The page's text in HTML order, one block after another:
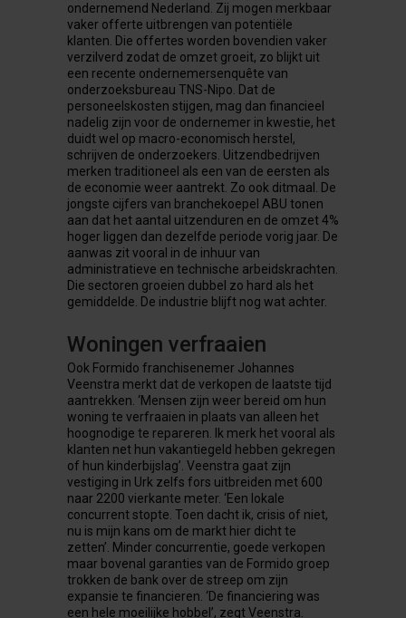
ondernemend Nederland. Zij mogen merkbaar
vaker offerte uitbrengen van potentiële
klanten. Die offertes worden bovendien vaker
verzilverd zodat de omzet groeit, zo blijkt uit
een recente ondernemersenquête van
onderzoeksbureau TNS-Nipo. Dat de
personeelskosten stijgen, mag dan financieel
nadelig zijn voor de ondernemer in kwestie, het
duidt wel op macro-economisch herstel,
schrijven de onderzoekers. Uitzendbedrijven
merken traditioneel als een van de eersten als
de economie weer aantrekt. Zo ook ditmaal. De
jongste cijfers van branchekoepel ABU tonen
aan dat het aantal uitzenduren en de omzet 4%
hoger liggen dan dezelfde periode vorig jaar. De
aanwas zit vooral in de inhuur van
administratieve en technische arbeidskrachten.
Die sectoren groeien dubbel zo hard als het
gemiddelde. De industrie blijft nog wat achter.
Woningen verfraaien
Ook Formido franchisenemer Johannes
Veenstra merkt dat de verkopen de laatste tijd
aantrekken. ‘Mensen zijn weer bereid om hun
woning te verfraaien in plaats van alleen het
hoognodige te repareren. Ik merk het vooral als
klanten net hun vakantiegeld hebben gekregen
of hun kinderbijslag’. Veenstra gaat zijn
vestiging in Urk zelfs fors uitbreiden met 600
naar 2200 vierkante meter. ‘Een lokale
concurrent stopte. Toen dacht ik, crisis of niet,
nu is mijn kans om de markt hier dicht te
zetten’. Minder concurrentie, goede verkopen
maar bovenal garanties van de Formido groep
trokken de bank over de streep om zijn
expansie te financieren. ‘De financiering was
een hele moeilijke hobbel’, zegt Veenstra.